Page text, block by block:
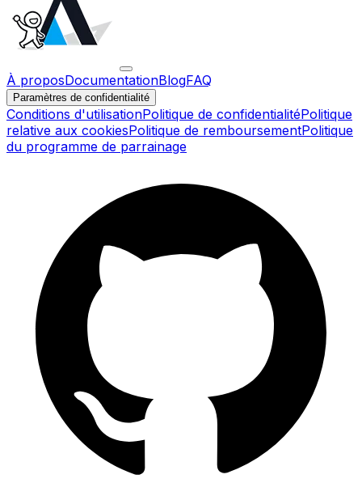
À proposDocumentationBlogFAQ
Paramètres de confidentialité
Conditions d'utilisationPolitique de confidentialitéPolitique
relative aux cookiesPolitique de remboursementPolitique
du programme de parrainage